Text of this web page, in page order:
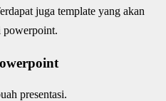
juga template yang akan
powerpoint.
presentasi.